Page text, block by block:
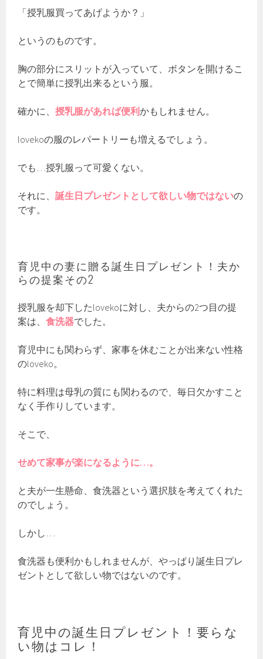
「授乳服買ってあげようか？」
というのものです。
胸の部分にスリットが入っていて、ボタンを開けるこ
とで簡単に授乳出来るという服。
確かに、授乳服があれば便利かもしれません。
lovekoの服のレパートリーも増えるでしょう。
でも…授乳服って可愛くない。
それに、誕生日プレゼントとして欲しい物ではないの
です。
育児中の妻に贈る誕生日プレゼント！夫か
らの提案その2
授乳服を却下したlovekoに対し、夫からの2つ目の提
案は、食洗器でした。
育児中にも関わらず、家事を休むことが出来ない性格
のloveko。
特に料理は母乳の質にも関わるので、毎日欠かすこと
なく手作りしています。
そこで、
せめて家事が楽になるように…。
と夫が一生懸命、食洗器という選択肢を考えてくれた
のでしょう。
しかし…
食洗器も便利かもしれませんが、やっぱり誕生日プレ
ゼントとして欲しい物ではないのです。
育児中の誕生日プレゼント！要らな
い物はコレ！